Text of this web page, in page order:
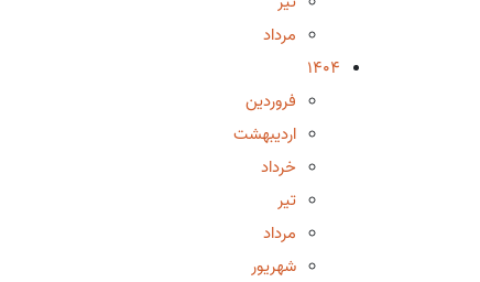
مرداد
1404
فروردین
اردیبهشت
خرداد
تیر
مرداد
شهریور